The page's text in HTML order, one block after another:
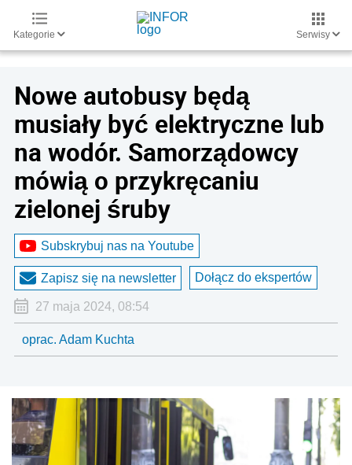
Kategorie Serwisy
Nowe autobusy będą
musiały być elektryczne lub
na wodór. Samorządowcy
mówią o przykręcaniu
zielonej śruby
Subskrybuj nas na Youtube
Zapisz się na newsletter Dołącz do ekspertów
27 maja 2024, 08:54
oprac. Adam Kuchta